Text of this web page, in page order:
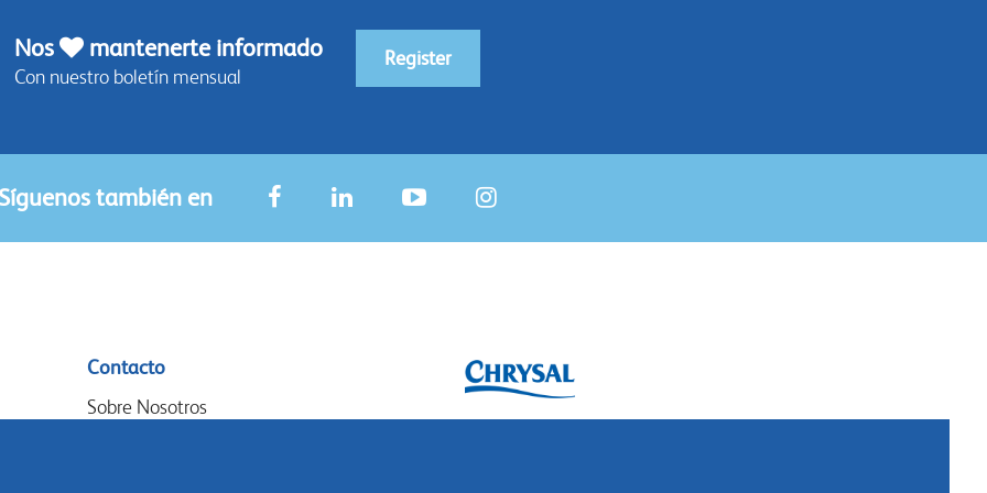
Nos mantenerte informado
Con nuestro boletín mensual
Register
Síguenos también en
Contacto
Sobre Nosotros